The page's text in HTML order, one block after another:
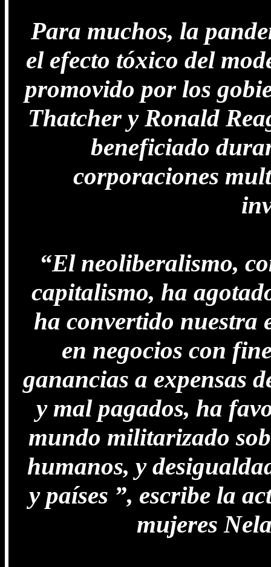
Para muchos, la
el efecto tóxico del
promovido por los
Thatcher y Ronald
beneficiado
corporaciones
“El neoliberalismo,
capitalismo, ha
ha convertido nuestra
en negocios con
ganancias a expensas
y mal pagados, ha
mundo militarizado
humanos, y
y países ”, escribe la
mujeres